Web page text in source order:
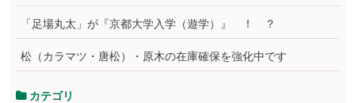
「足場丸太」が『京都大学入学（遊学）』 ！ ？
松（カラマツ・唐松）・原木の在庫確保を強化中です
カテゴリ